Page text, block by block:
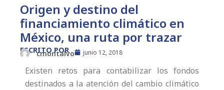
Origen y destino del
financiamiento climático en
México, una ruta por trazar
ESCRITO POR
cmontalvo junio 12, 2018
Existen retos para contabilizar los fondos
destinados a la atención del cambio climático